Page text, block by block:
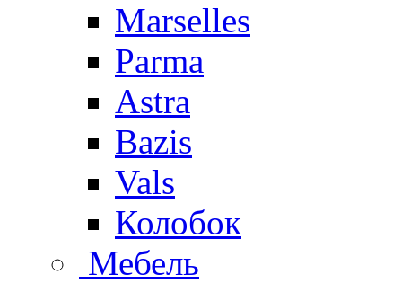
Marselles
Parma
Astra
Bazis
Vals
Колобок
Мебель